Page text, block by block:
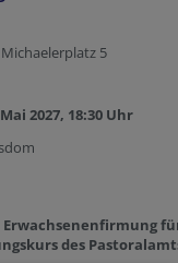
5
2027, 18:30 Uhr
Erwachsenenfirmung
des